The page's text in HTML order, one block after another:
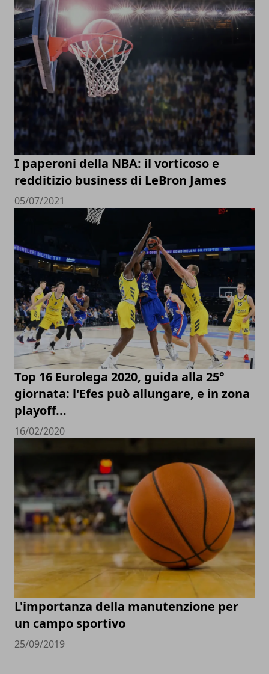
I paperoni della NBA: il vorticoso e
redditizio business di LeBron James
05/07/2021
Top 16 Eurolega 2020, guida alla 25°
giornata: l'Efes può allungare, e in zona
playoff...
16/02/2020
L'importanza della manutenzione per
un campo sportivo
25/09/2019